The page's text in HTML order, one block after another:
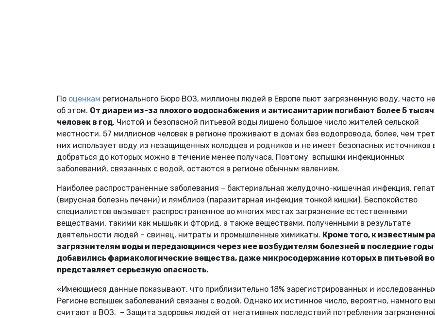
По оценкам регионального Бюро ВОЗ, миллионы людей в Европе пьют загрязненную воду, часто
об этом. От диареи из-за плохого водоснабжения и антисанитарии погибают более 5 тысяч
человек в год. Чистой и безопасной питьевой воды лишено большое число жителей сельской
местности. 57 миллионов человек в регионе проживают в домах без водопровода, более, чем
них использует воду из незащищенных колодцев и родников и не имеет безопасных источников
добраться до которых можно в течение менее получаса. Поэтому вспышки инфекционных
заболеваний, связанных с водой, остаются в регионе обычным явлением.
Наиболее распространенные заболевания – бактериальная желудочно-кишечная инфекция,
(вирусная болезнь печени) и лямблиоз (паразитарная инфекция тонкой кишки). Беспокойство
специалистов вызывает распространенное во многих местах загрязнение естественными
веществами, такими как мышьяк и фторид, а также веществами, полученными в результате
деятельности людей – свинец, нитраты и промышленные химикаты. Кроме того, к известным
загрязнителям воды и передающимся через нее возбудителям болезней в последние годы
добавились фармакологические вещества, даже микросодержание которых в питьевой
представляет серьезную опасность.
«Имеющиеся данные показывают, что приблизительно 18% зарегистрированных и
Регионе вспышек заболеваний связаны с водой. Однако их истинное число, вероятно, намного
считают в ВОЗ. – Защита здоровья людей от негативных последствий потребления